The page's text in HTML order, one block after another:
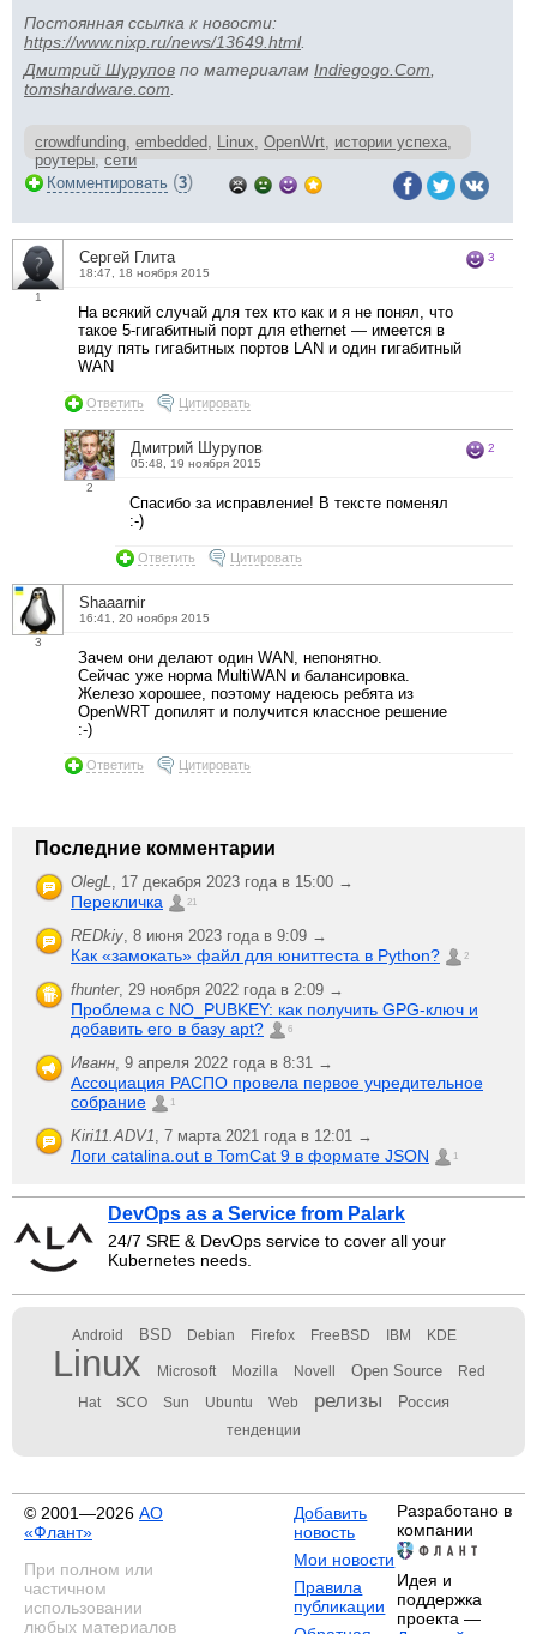
Постоянная ссылка к новости:
https://www.nixp.ru/news/13649.html.
Дмитрий Шурупов по материалам Indiegogo.Com
tomshardware.com
crowdfunding, embedded, Linux, OpenWrt, истории успеха,
роутеры, сети
Комментировать (3)
1
Сергей Глита
18:47, 18 ноября 2015
3
На всякий случай для тех кто как и я не понял, что
такое 5-гигабитный порт для ethernet — имеется в
виду пять гигабитных портов LAN и один гигабитный
WAN
Ответить Цитировать
2
Дмитрий Шурупов
05:48, 19 ноября 2015
2
Спасибо за исправление! В тексте поменял
:-)
Ответить Цитировать
3
Shaaarnir
16:41, 20 ноября 2015
Зачем они делают один WAN, непонятно.
Сейчас уже норма MultiWAN и балансировка.
Железо хорошее, поэтому надеюсь ребята из
OpenWRT допилят и получится классное решение
:-)
Ответить Цитировать
Последние комментарии
OlegL, 17 декабря 2023 года в 15:00 →
Перекличка 21
REDkiy, 8 июня 2023 года в 9:09 →
Как «замокать» файл для юниттеста в Python? 2
fhunter, 29 ноября 2022 года в 2:09 →
Проблема с NO_PUBKEY: как получить GPG-ключ и
добавить его в базу apt?
6
Иванн, 9 апреля 2022 года в 8:31 →
Ассоциация РАСПО провела первое учредительное
собрание
1
Kiri11.ADV1, 7 марта 2021 года в 12:01 →
Логи catalina.out в TomCat 9 в формате JSON 1
DevOps as a Service from Palark
24/7 SRE & DevOps service to cover all your
Kubernetes needs.
Android BSD Debian Firefox FreeBSD IBM KDE
Linux Microsoft Mozilla Novell Open Source Red
Hat SCO Sun Ubuntu Web релизы Россия
тенденции
© 2001—2026 АО
«Флант»
При полном или
частичном
использовании
любых материалов
Добавить
новость
Мои новости
Правила
публикации
Разработано в
компании
Идея и
поддержка
проекта —